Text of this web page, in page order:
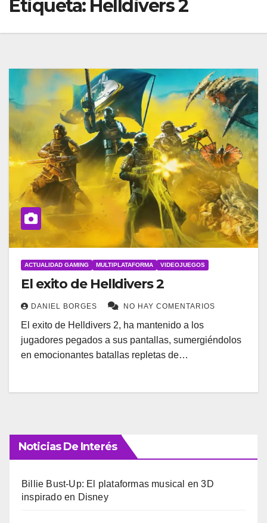
Etiqueta: Helldivers 2
ACTUALIDAD GAMING MULTIPLATAFORMA VIDEOJUEGOS
El exito de Helldivers 2
DANIEL BORGES NO HAY COMENTARIOS
El exito de Helldivers 2, ha mantenido a los
jugadores pegados a sus pantallas, sumergiéndolos
en emocionantes batallas repletas de…
Noticias De Interés
Billie Bust-Up: El plataformas musical en 3D
inspirado en Disney